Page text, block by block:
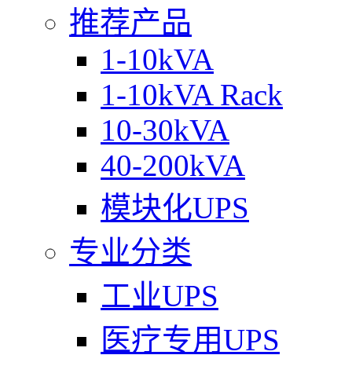
推荐产品
1-10kVA
1-10kVA Rack
10-30kVA
40-200kVA
模块化UPS
专业分类
工业UPS
医疗专用UPS